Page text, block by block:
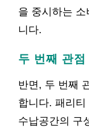
을 중시하는
니다.
두 번째 관점
반면, 두 번째
합니다. 패리
수납공간의 구